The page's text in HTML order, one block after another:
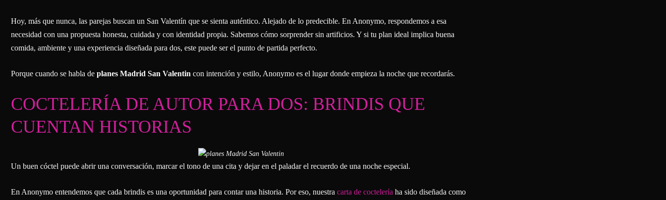
Hoy, más que nunca, las parejas buscan un San Valentín que se sienta auténtico. Alejado de lo predecible. En Anonymo, respondemos a esa
necesidad con una propuesta honesta, cuidada y con identidad propia. Sabemos cómo sorprender sin artificios. Y si tu plan ideal implica buena
comida, ambiente y una experiencia diseñada para dos, este puede ser el punto de partida perfecto.
Porque cuando se habla de planes Madrid San Valentin con intención y estilo, Anonymo es el lugar donde empieza la noche que recordarás.
COCTELERÍA DE AUTOR PARA DOS: BRINDIS QUE
CUENTAN HISTORIAS
Un buen cóctel puede abrir una conversación, marcar el tono de una cita y dejar en el paladar el recuerdo de una noche especial.
En Anonymo entendemos que cada brindis es una oportunidad para contar una historia. Por eso, nuestra carta de coctelería ha sido diseñada como